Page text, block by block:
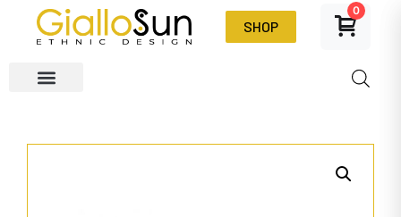
SHOP
0